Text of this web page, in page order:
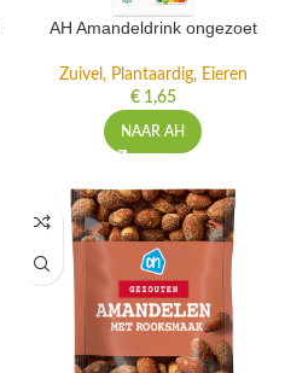
AH Amandeldrink ongezoet
Zuivel, Plantaardig, Eieren
€1,65
NAAR AH